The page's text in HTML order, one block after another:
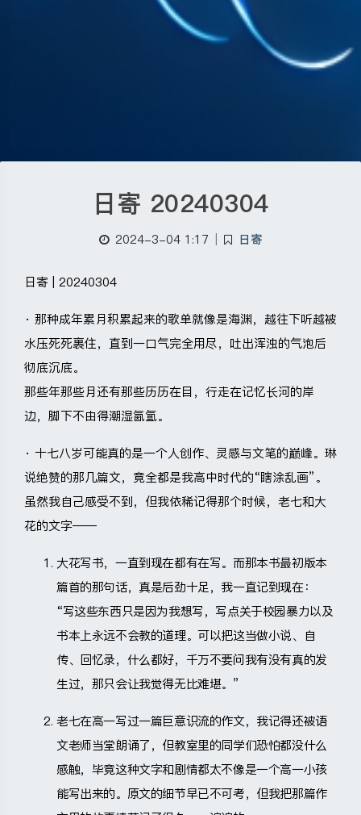
日寄 20240304
2024-3-04 1:17 日寄
日寄 | 20240304
· 那种成年累月积累起来的歌单就像是海渊，越往下听越被
水压死死裹住，直到一口气完全用尽，吐出浑浊的气泡后
彻底沉底。
那些年那些月还有那些历历在目，行走在记忆长河的岸
边，脚下不由得潮湿氤氲。
· 十七八岁可能真的是一个人创作、灵感与文笔的巅峰。琳
说绝赞的那几篇文，竟全都是我高中时代的“瞎涂乱画”。
虽然我自己感受不到，但我依稀记得那个时候，老七和大
花的文字——
大花写书，一直到现在都有在写。而那本书最初版本
篇首的那句话，真是后劲十足，我一直记到现在：
“写这些东西只是因为我想写，写点关于校园暴力以及
书本上永远不会教的道理。可以把这当做小说、自
传、回忆录，什么都好，千万不要问我有没有真的发
生过，那只会让我觉得无比难堪。”
老七在高一写过一篇巨意识流的作文，我记得还被语
文老师当堂朗诵了，但教室里的同学们恐怕都没什么
感触，毕竟这种文字和剧情都太不像是一个高一小孩
能写出来的。原文的细节早已不可考，但我把那篇作